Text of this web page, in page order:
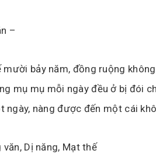
–
mười bảy năm, đồng ruộng
mụ mụ mỗi ngày đều ở bị đói
ngày, nàng được đến một cái
Dị năng, Mạt thế